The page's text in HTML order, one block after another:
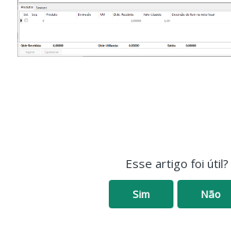
Esse artigo foi útil?
Sim Não